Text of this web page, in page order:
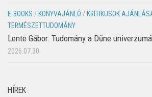
E-BOOKS / KÖNYVAJÁNLÓ / KRITIKUSOK
TERMÉSZETTUDOMÁNY
Lente Gábor: Tudomány a Dűne
2026.07.30.
HÍREK